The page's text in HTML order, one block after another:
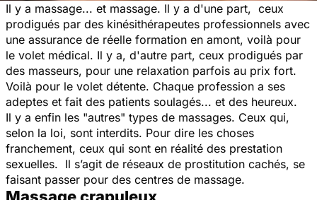
Il y a massage... et massage. Il y a d'une part, ceux
prodigués par des kinésithérapeutes professionnels avec
une assurance de réelle formation en amont, voilà pour
le volet médical. Il y a, d'autre part, ceux prodigués par
des masseurs, pour une relaxation parfois au prix fort.
Voilà pour le volet détente. Chaque profession a ses
adeptes et fait des patients soulagés... et des heureux.
Il y a enfin les "autres" types de massages. Ceux qui,
selon la loi, sont interdits. Pour dire les choses
franchement, ceux qui sont en réalité des prestation
sexuelles. Il s’agit de réseaux de prostitution cachés, se
faisant passer pour des centres de massage.
Massage crapuleux